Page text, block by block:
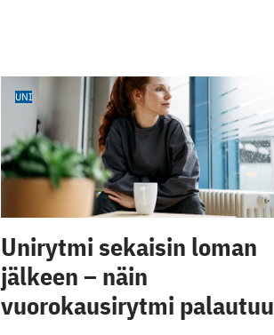
UNI
Unirytmi sekaisin loman
jälkeen – näin
vuorokausirytmi palautuu